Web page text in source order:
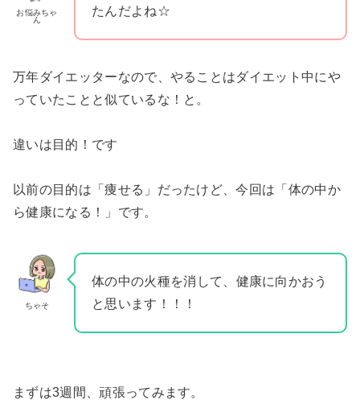
お悩みちゃ
ん
たんだよね☆
万年ダイエッターなので、やることはダイエット中にや
っていたことと似ているな！と。
違いは目的！です
以前の目的は「痩せる」だったけど、今回は「体の中か
ら健康になる！」です。
ちゃそ
体の中の火種を消して、健康に向かおう
と思います！！！
まずは3週間、頑張ってみます。